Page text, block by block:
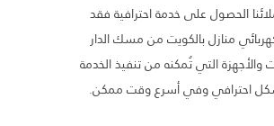
الحصول على خدمة احترافية فقد
منازل بالكويت من مسك الدار
والأجهزة التي تُمكنه من تنفيذ الخدمة
احترافي وفي أسرع وقت ممكن.